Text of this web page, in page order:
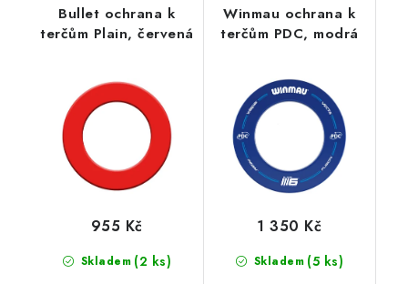
Bullet ochrana k
terčům Plain, červená
Skladem (2 ks)
955 Kč
Winmau ochrana k
terčům PDC, modrá
Skladem (5 ks)
1 350 Kč